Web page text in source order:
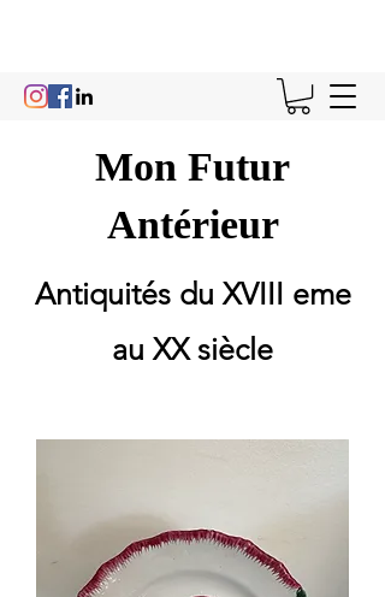
Mon Futur
Antérieur
Antiquités du XVIII eme
au XX siècle